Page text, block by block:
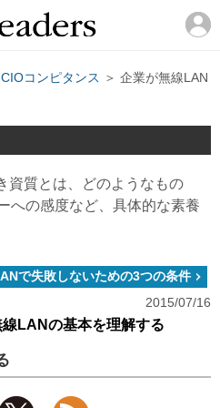
CIOコンピタンス ＞ 企業が無線LAN
資質とは、どのようなもの
への感度など、具体的な素養
で失敗しないための3つの条件
2015/07/16
線LANの基本を理解する